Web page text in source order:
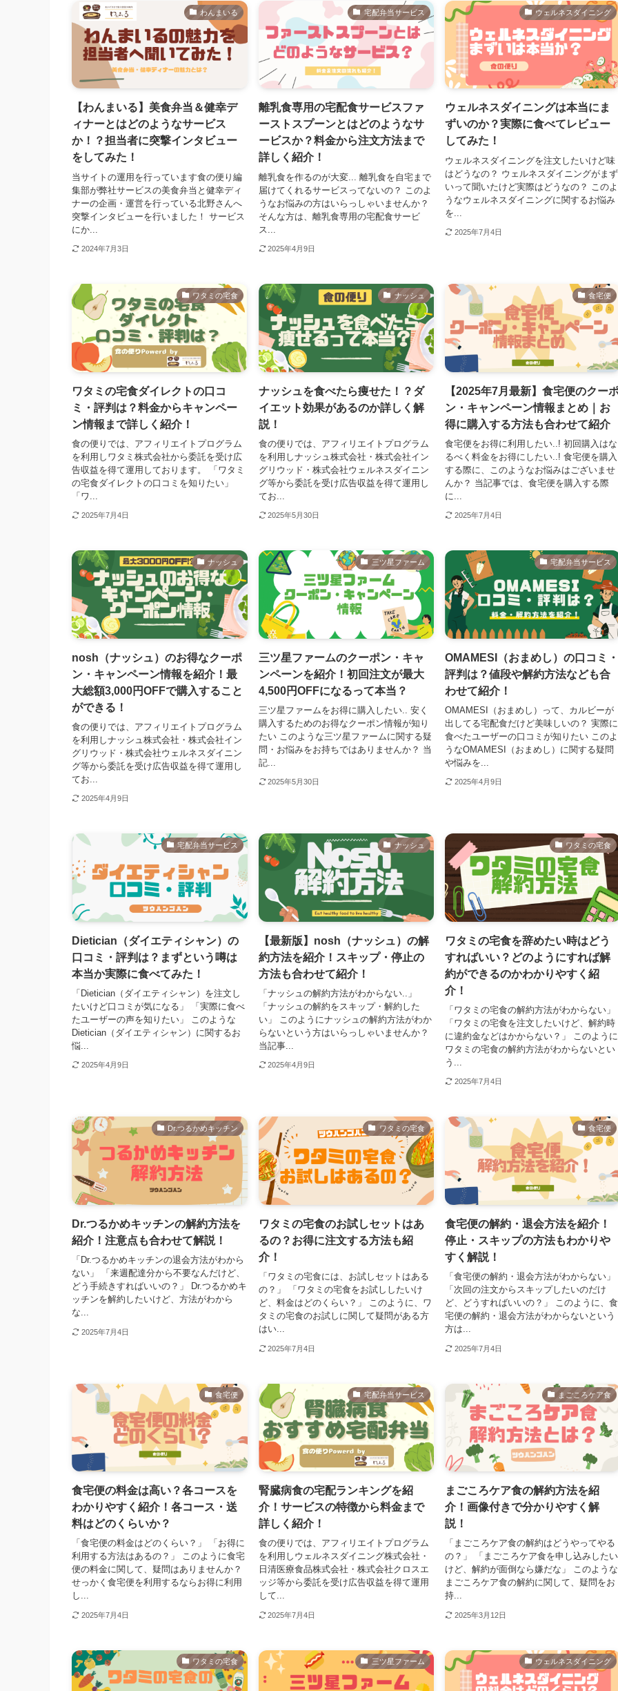
わんまいる
【わんまいる】美食弁当＆健幸デ
ィナーとはどのようなサービス
か！？担当者に突撃インタビュー
をしてみた！
当サイトの運用を行っています食の便り編
集部が弊社サービスの美食弁当と健幸ディ
ナーの企画・運営を行っている北野さんへ
突撃インタビューを行いました！ サービス
にか...
2024年7月3日
宅配弁当サービス
離乳食専用の宅配食サービスファ
ーストスプーンとはどのようなサ
ービスか？料金から注文方法まで
詳しく紹介！
離乳食を作るのが大変... 離乳食を自宅まで
届けてくれるサービスってないの？ このよ
うなお悩みの方はいらっしゃいませんか？
そんな方は、離乳食専用の宅配食サービ
ス...
2025年4月9日
ウェルネスダイニング
ウェルネスダイニングは本当にま
ずいのか？実際に食べてレビュー
してみた！
ウェルネスダイニングを注文したいけど味
はどうなの？ ウェルネスダイニングがまず
いって聞いたけど実際はどうなの？ このよ
うなウェルネスダイニングに関するお悩み
を...
2025年7月4日
ワタミの宅食
ワタミの宅食ダイレクトの口コ
ミ・評判は？料金からキャンペー
ン情報まで詳しく紹介！
食の便りでは、アフィリエイトプログラム
を利用しワタミ株式会社から委託を受け広
告収益を得て運用しております。 「ワタミ
の宅食ダイレクトの口コミを知りたい」
「ワ...
2025年7月4日
ナッシュ
ナッシュを食べたら痩せた！？ダ
イエット効果があるのか詳しく解
説！
食の便りでは、アフィリエイトプログラム
を利用しナッシュ株式会社・株式会社イン
グリウッド・株式会社ウェルネスダイニン
グ等から委託を受け広告収益を得て運用し
てお...
2025年5月30日
食宅便
【2025年7月最新】食宅便のクー
ン・キャンペーン情報まとめ｜お
得に購入する方法も合わせて紹介
食宅便をお得に利用したい..! 初回購入はな
るべく料金をお得にしたい..! 食宅便を購入
する際に、このようなお悩みはございませ
んか？ 当記事では、食宅便を購入する際
に...
2025年7月4日
ナッシュ
nosh（ナッシュ）のお得なクーポ
ン・キャンペーン情報を紹介！最
大総額3,000円OFFで購入すること
ができる！
食の便りでは、アフィリエイトプログラム
を利用しナッシュ株式会社・株式会社イン
グリウッド・株式会社ウェルネスダイニン
グ等から委託を受け広告収益を得て運用し
てお...
2025年4月9日
三ツ星ファーム
三ツ星ファームのクーポン・キャ
ンペーンを紹介！初回注文が最大
4,500円OFFになるって本当？
三ツ星ファームをお得に購入したい.. 安く
購入するためのお得なクーポン情報が知り
たい このような三ツ星ファームに関する疑
問・お悩みをお持ちではありませんか？ 当
記...
2025年5月30日
宅配弁当サービス
OMAMESI（おまめし）の口コミ
評判は？値段や解約方法なども合
わせて紹介！
OMAMESI（おまめし）って、カルビーが
出してる宅配食だけど美味しいの？ 実際に
食べたユーザーの口コミが知りたい このよ
うなOMAMESI（おまめし）に関する疑問
や悩みを...
2025年4月9日
宅配弁当サービス
Dietician（ダイエティシャン）の
口コミ・評判は？まずという噂は
本当か実際に食べてみた！
「Dietician（ダイエティシャン）を注文し
たいけど口コミが気になる」 「実際に食べ
たユーザーの声を知りたい」 このような
Dietician（ダイエティシャン）に関するお
悩...
2025年4月9日
ナッシュ
【最新版】nosh（ナッシュ）の解
約方法を紹介！スキップ・停止の
方法も合わせて紹介！
「ナッシュの解約方法がわからない..」
「ナッシュの解約をスキップ・解約した
い」 このようにナッシュの解約方法がわか
らないという方はいらっしゃいませんか？
当記事...
2025年4月9日
ワタミの宅食
ワタミの宅食を辞めたい時はどう
すればいい？どのようにすれば解
約ができるのかわかりやすく紹
介！
「ワタミの宅食の解約方法がわからない」
「ワタミの宅食を注文したいけど、解約時
に違約金などはかからない？」 このように
ワタミの宅食の解約方法がわからないとい
う...
2025年7月4日
Dr.つるかめキッチン
Dr.つるかめキッチンの解約方法を
紹介！注意点も合わせて解説！
「Dr.つるかめキッチンの退会方法がわから
ない」 「来週配達分から不要なんだけど、
どう手続きすればいいの？」 Dr.つるかめキ
ッチンを解約したいけど、方法がわから
な...
2025年7月4日
ワタミの宅食
ワタミの宅食のお試しセットはあ
るの？お得に注文する方法も紹
介！
「ワタミの宅食には、お試しセットはある
の？」 「ワタミの宅食をお試ししたいけ
ど、料金はどのくらい？」 このように、ワ
タミの宅食のお試しに関して疑問がある方
はい...
2025年7月4日
食宅便
食宅便の解約・退会方法を紹介！
停止・スキップの方法もわかりや
すく解説！
「食宅便の解約・退会方法がわからない」
「次回の注文からスキップしたいのだけ
ど、どうすればいいの？」 このように、食
宅便の解約・退会方法がわからないという
方は...
2025年7月4日
食宅便
食宅便の料金は高い？各コースを
わかりやすく紹介！各コース・送
料はどのくらいか？
「食宅便の料金はどのくらい？」 「お得に
利用する方法はあるの？」 このように食宅
便の料金に関して、疑問はありませんか？
せっかく食宅便を利用するならお得に利用
し...
2025年7月4日
宅配弁当サービス
腎臓病食の宅配ランキングを紹
介！サービスの特徴から料金まで
詳しく紹介！
食の便りでは、アフィリエイトプログラム
を利用しウェルネスダイニング株式会社・
日清医療食品株式会社・株式会社クロスエ
ッジ等から委託を受け広告収益を得て運用
して...
2025年7月4日
まごころケア食
まごころケア食の解約方法を紹
介！画像付きで分かりやすく解
説！
「まごころケア食の解約はどうやってやる
の？」 「まごころケア食を申し込みしたい
けど、解約が面倒なら嫌だな」 このような
まごころケア食の解約に関して、疑問をお
持...
2025年3月12日
ワタミの宅食 三ツ星ファーム ウェルネスダイニング